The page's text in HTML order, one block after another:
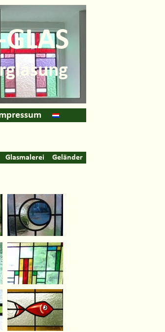
Glasmalerei Geländer